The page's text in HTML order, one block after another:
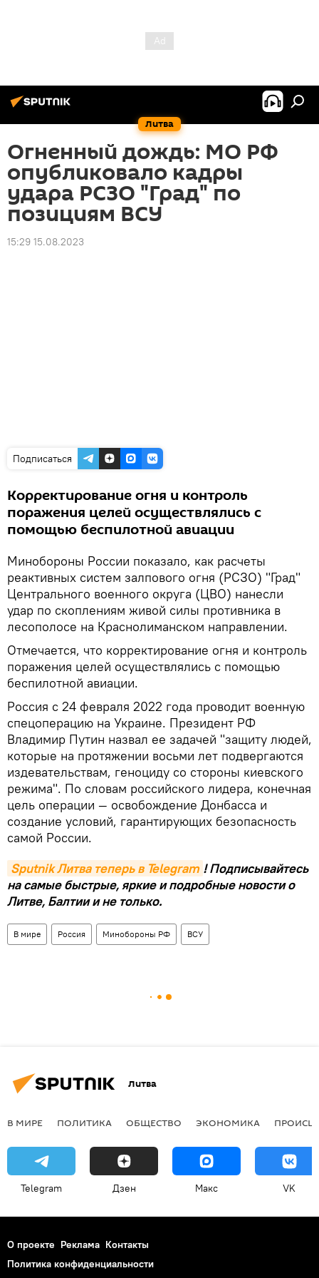
Литва
Огненный дождь: МО РФ
опубликовало кадры
удара РСЗО "Град" по
позициям ВСУ
15:29 15.08.2023
Подписаться
Корректирование огня и контроль
поражения целей осуществлялись с
помощью беспилотной авиации
Минобороны России показало, как расчеты
реактивных систем залпового огня (РСЗО) "Град"
Центрального военного округа (ЦВО) нанесли
удар по скоплениям живой силы противника в
лесополосе на Краснолиманском направлении.
Отмечается, что корректирование огня и контроль
поражения целей осуществлялись с помощью
беспилотной авиации.
Россия с 24 февраля 2022 года проводит военную
спецоперацию на Украине. Президент РФ
Владимир Путин назвал ее задачей "защиту людей,
которые на протяжении восьми лет подвергаются
издевательствам, геноциду со стороны киевского
режима". По словам российского лидера, конечная
цель операции — освобождение Донбасса и
создание условий, гарантирующих безопасность
самой России.
Sputnik Литва теперь в Telegram ! Подписывайтесь
на самые быстрые, яркие и подробные новости о
Литве, Балтии и не только.
В мире Россия Минобороны РФ ВСУ
Литва
В МИРЕ ПОЛИТИКА ОБЩЕСТВО ЭКОНОМИКА
Telegram Дзен Макс VK
О проекте Реклама Контакты
Политика конфиденциальности